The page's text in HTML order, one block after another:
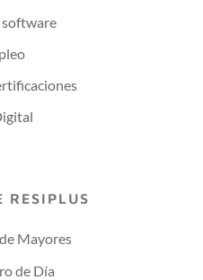
RESIPLUS
Mayores
de Día